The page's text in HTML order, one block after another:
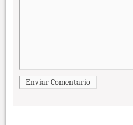
Enviar Comentario